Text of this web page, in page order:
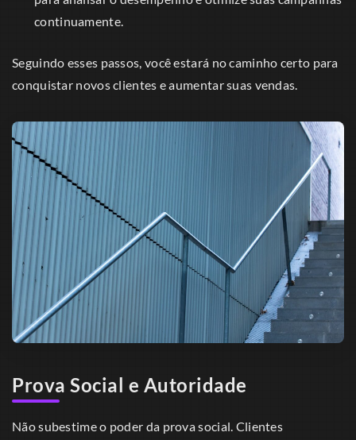
continuamente.
Seguindo esses passos, você estará no caminho certo para
conquistar novos clientes e aumentar suas vendas.
Prova Social e Autoridade
Não subestime o poder da prova social. Clientes